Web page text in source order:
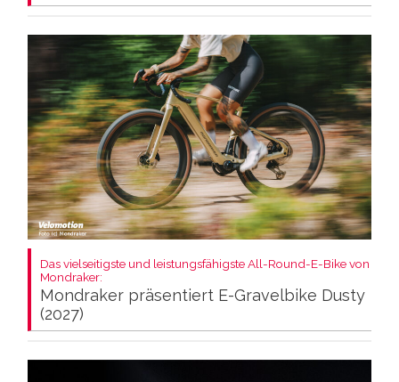
Das vielseitigste und leistungsfähigste All-Round-E-Bike von
Mondraker:
Mondraker präsentiert E-Gravelbike Dusty
(2027)